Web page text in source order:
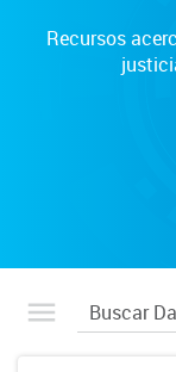
Recursos